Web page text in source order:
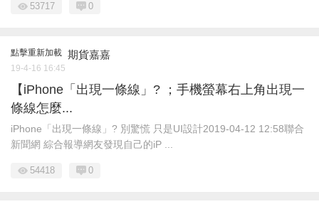
53717 0
點擊重新加載 期貨嘉嘉
19-4-16 16:45
【iPhone「出現一條線」? ；手機螢幕右上角出現一
條線怎麼...
iPhone「出現一條線」? 別驚慌 只是UI設計2019-04-12 12:58聯合
新聞網 綜合報導網友發現自己的iP ...
54418 0